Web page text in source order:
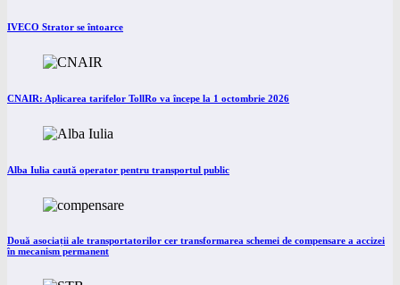
IVECO Strator se întoarce
CNAIR: Aplicarea tarifelor TollRo va începe la 1 octombrie 2026
Alba Iulia caută operator pentru transportul public
Două asociații ale transportatorilor cer transformarea schemei de compensare a accizei
în mecanism permanent